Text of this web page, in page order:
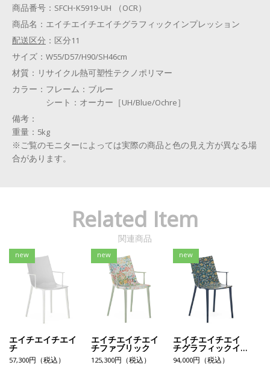
商品番号： SFCH-K5919-UH （OCR）
商品名： エイチエイチエイチグラフィックインプレッション
配送区分 ： 区分11
サイズ： W55/D57/H90/SH46cm
材質： リサイクル熱可塑性テクノポリマー
カラー： フレーム：ブルー
シート：オーカー［UH/Blue/Ochre］
備考：
重量：5kg
※ご覧のモニターによっては実際の商品と色の見え方が異なる場
合があります。
Related Item
関連商品
new
エイチエイチエイ
チ
57,300円（税込）
new
エイチエイチエイ
チファブリック
125,300円（税込）
new
エイチエイチエイ
チグラフィックイ
ンプレッション
94,000円（税込）